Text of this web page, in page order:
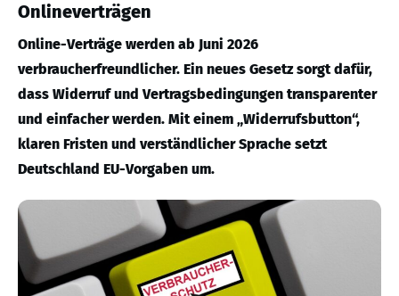
Onlineverträgen
Online-Verträge werden ab Juni 2026
verbraucherfreundlicher. Ein neues Gesetz sorgt dafür,
dass Widerruf und Vertragsbedingungen transparenter
und einfacher werden. Mit einem „Widerrufsbutton“,
klaren Fristen und verständlicher Sprache setzt
Deutschland EU-Vorgaben um.